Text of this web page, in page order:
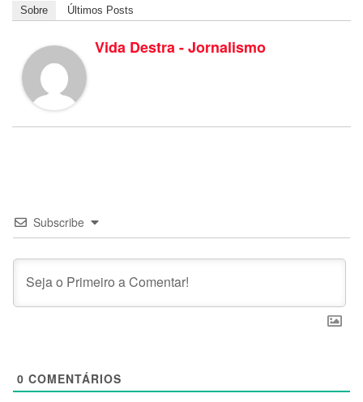
Sobre Últimos Posts
Vida Destra - Jornalismo
Subscribe
0 COMENTÁRIOS